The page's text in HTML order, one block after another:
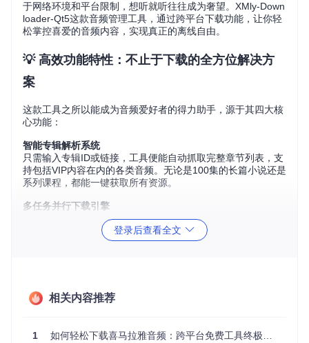
于网络环境和平台限制，想听就听往往成为奢望。XMly-Down
loader-Qt5这款音频管理工具，通过跨平台下载功能，让你轻
松掌控喜爱的音频内容，实现真正的离线自由。
💡 高效功能特性：不止于下载的全方位解决方
案
这款工具之所以能成为音频爱好者的得力助手，源于其四大核
心功能：
智能专辑解析系统
只需输入专辑ID或链接，工具便能自动抓取完整章节列表，支
持包括VIP内容在内的各类音频。无论是100集的长篇小说还是
系列课程，都能一键获取所有资源。
多任务并行下载引擎
采用多线程技术，支持同时进行多个下载任务，平衡速度与系
统资源占用。内置智能重试机制，网络波动时自动恢复，确保
度、速度和剩余时间。失败任务单独归类，便于集中处理。
文件命名规则、存储路径设置等，满足不同用户的使用习惯。
登录后查看全文
相关内容推荐
1 如何轻松下载喜马拉雅音频：跨平台免费工具终极指南